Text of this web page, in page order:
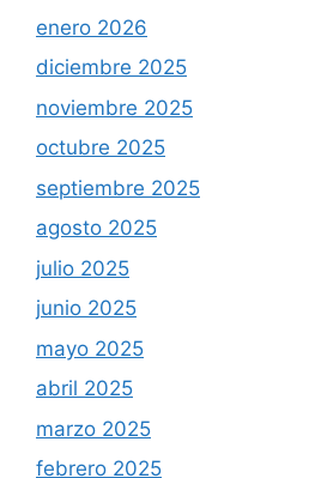
enero 2026
diciembre 2025
noviembre 2025
octubre 2025
septiembre 2025
agosto 2025
julio 2025
junio 2025
mayo 2025
abril 2025
marzo 2025
febrero 2025